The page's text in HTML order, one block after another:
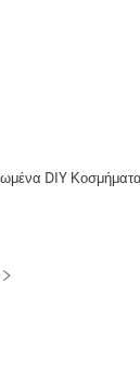
DIY Κοσμήματα